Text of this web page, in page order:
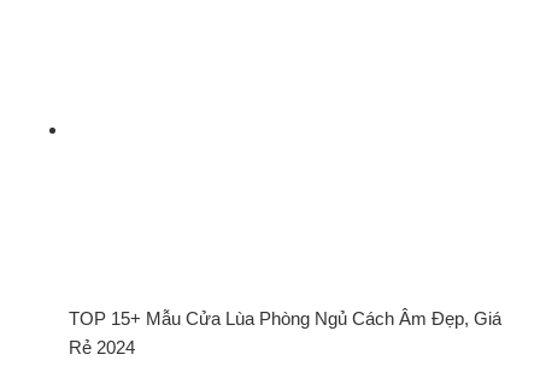
TOP 15+ Mẫu Cửa Lùa Phòng Ngủ Cách Âm Đẹp, Giá
Rẻ 2024